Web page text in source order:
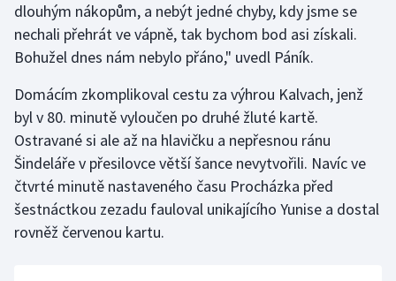
Vodní slalom
Volejbal
Ostatní
dlouhým nákopům, a nebýt jedné chyby, kdy jsme se
nechali přehrát ve vápně, tak bychom bod asi získali.
Bohužel dnes nám nebylo přáno," uvedl Páník.
Domácím zkomplikoval cestu za výhrou Kalvach, jenž
byl v 80. minutě vyloučen po druhé žluté kartě.
Ostravané si ale až na hlavičku a nepřesnou ránu
Šindeláře v přesilovce větší šance nevytvořili. Navíc ve
čtvrté minutě nastaveného času Procházka před
šestnáctkou zezadu fauloval unikajícího Yunise a dostal
rovněž červenou kartu.